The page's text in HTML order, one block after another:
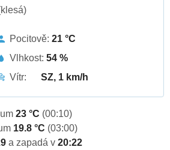
Pocitově: 21 °C
Vlhkost: 54 %
Vítr:
SZ, 1 km/h
23 °C (00:10)
19.8 °C (03:00)
a zapadá v 20:22